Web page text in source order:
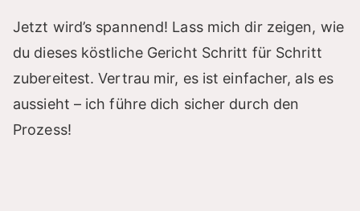
Jetzt wird’s spannend! Lass mich dir zeigen, wie
du dieses köstliche Gericht Schritt für Schritt
zubereitest. Vertrau mir, es ist einfacher, als es
aussieht – ich führe dich sicher durch den
Prozess!